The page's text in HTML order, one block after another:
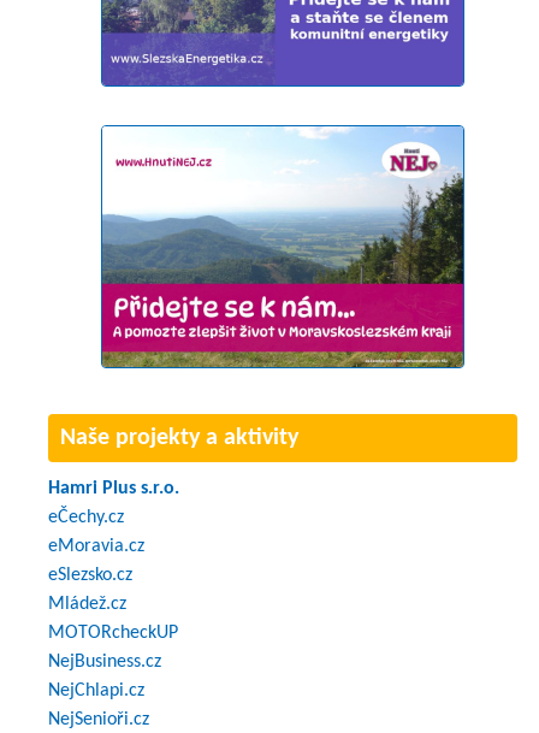
Naše projekty a aktivity
Hamri Plus s.r.o.
eČechy.cz
eMoravia.cz
eSlezsko.cz
Mládež.cz
MOTORcheckUP
NejBusiness.cz
NejChlapi.cz
NejSenioři.cz